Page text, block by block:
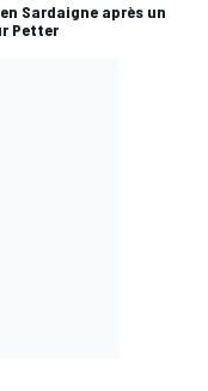
Sardaigne après un
Petter